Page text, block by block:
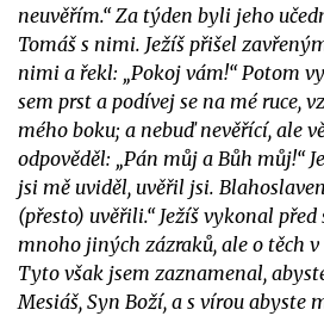
neuvěřím.“ Za týden byli jeho
Tomáš s nimi. Ježíš přišel
nimi a řekl: „Pokoj vám!“ Potom
sem prst a podívej se na mé ruce,
mého boku; a nebuď nevěřící, ale
odpověděl: „Pán můj a Bůh můj!“
jsi mě uviděl, uvěřil jsi.
(přesto) uvěřili.“ Ježíš vykonal
mnoho jiných zázraků, ale o těch
Tyto však jsem zaznamenal,
Mesiáš, Syn Boží, a s vírou abyste